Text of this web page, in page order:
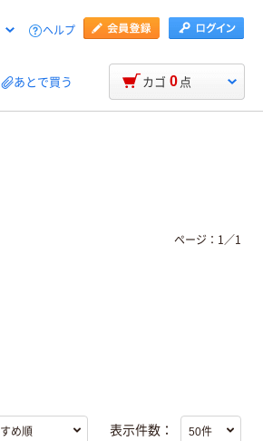
ヘルプ
あとで買う カゴ 0 点
ページ： 1 ／1
表示件数：